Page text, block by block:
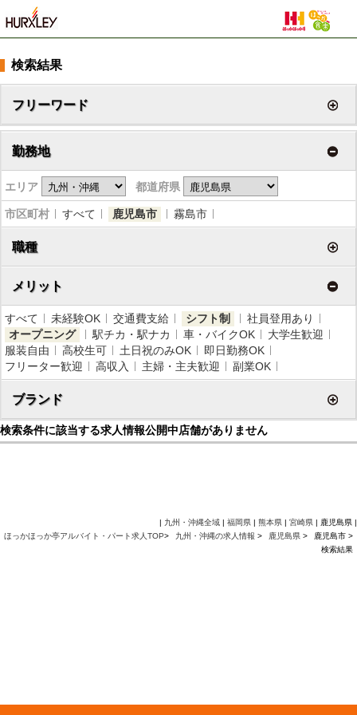
検索結果
フリーワード
勤務地
エリア 都道府県
市区町村 すべて 鹿児島市 霧島市
職種
メリット
すべて 未経験OK 交通費支給 シフト制
社員登用あり
オープニング
駅チカ・駅ナカ 車・バイクOK
大学生歓迎
服装自由
高校生可 土日祝のみOK
即日勤務OK
フリーター歓迎
高収入 主婦・主夫歓迎 副業OK
ブランド
検索条件に該当する求人情報公開中店舗がありません
| 九州・沖縄全域 | 福岡県 | 熊本県 | 宮崎県 | 鹿児島県 |
ほっかほっか亭アルバイト・パート求人TOP> 九州・沖縄の求人情報 > 鹿児島県 >
鹿児島市 >
検索結果